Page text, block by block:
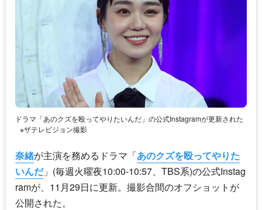
ドラマ「あのクズを殴ってやりたいんだ」の公式Instagramが更新された
※ザテレビジョン撮影
奈緒が主演を務めるドラマ「あのクズを殴ってやりた
いんだ」(毎週火曜夜10:00-10:57、TBS系)の公式Instag
ramが、11月29日に更新。撮影合間のオフショットが
公開された。